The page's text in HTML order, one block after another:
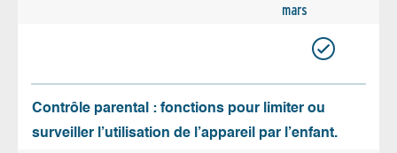
mars
Contrôle parental : fonctions pour limiter ou
surveiller l’utilisation de l’appareil par l’enfant.